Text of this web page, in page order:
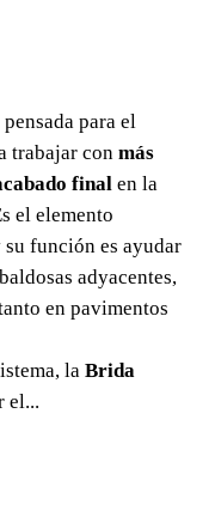
el consumible del
**evitar cejas** y
el fraguado. Indicada
cm**, ayuda a
y un
y pared.
pensada para el
trabajar con más
final en la
el elemento
función es ayudar
adyacentes,
en pavimentos
la Brida
el...